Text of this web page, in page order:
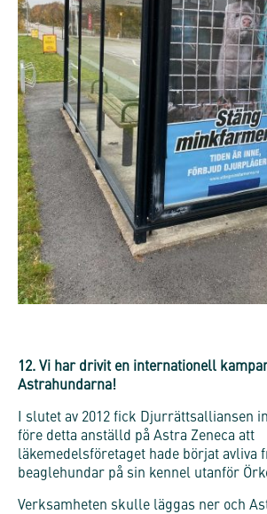
12. Vi har drivit en internationell
Astrahundarna!
I slutet av 2012 fick Djurrättsalliansen
före detta anställd på Astra Zeneca att
läkemedelsföretaget hade börjat avliva
beaglehundar på sin kennel utanför
Verksamheten skulle läggas ner och